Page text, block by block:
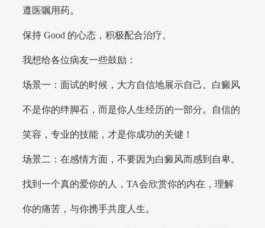
遵医嘱用药。
保持 Good 的心态，积极配合治疗。
我想给各位病友一些鼓励：
场景一：面试的时候，大方自信地展示自己。白癜风
不是你的绊脚石，而是你人生经历的一部分。自信的
笑容，专业的技能，才是你成功的关键！
场景二：在感情方面，不要因为白癜风而感到自卑。
找到一个真的爱你的人，TA会欣赏你的内在，理解
你的痛苦，与你携手共度人生。